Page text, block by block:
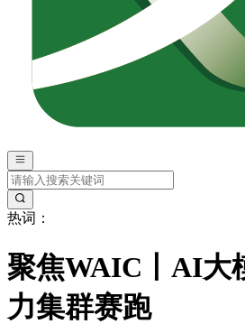
热词：
聚焦WAIC丨AI大
力集群赛跑